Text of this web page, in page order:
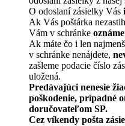
O odoslaní zásielky Vás
Ak Vás poštárka
Vám v schránke
Ak máte čo i len
v schránke nenájdete,
zašleme podacie číslo
uložená.
Predávajúci nenesie
poškodenie, prípadné
doručovateľom SP.
Cez víkendy pošta